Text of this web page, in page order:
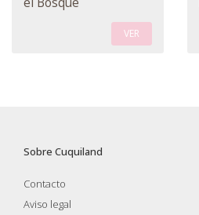
VER
Sobre Cuquiland
Contacto
Aviso legal